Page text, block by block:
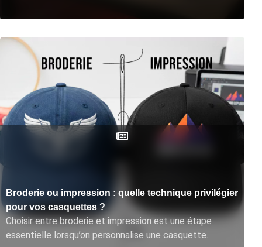
Broderie ou impression : quelle technique privilégier
pour vos casquettes ?
Choisir entre broderie et impression est une étape
essentielle lorsqu’on personnalise une casquette.